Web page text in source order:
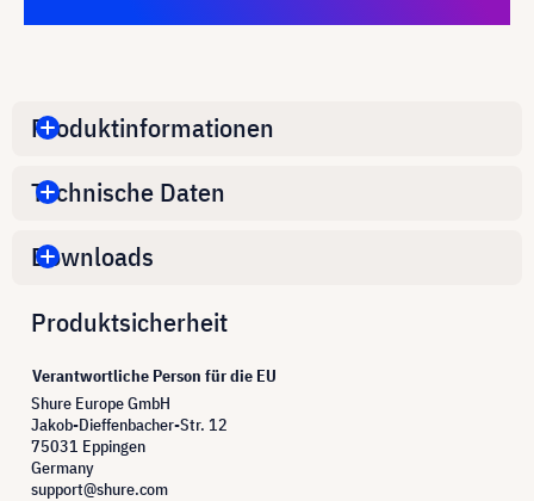
Produktinformationen
Technische Daten
Downloads
Produktsicherheit
Verantwortliche Person für die EU
Shure Europe GmbH
Jakob-Dieffenbacher-Str. 12
75031 Eppingen
Germany
support@shure.com